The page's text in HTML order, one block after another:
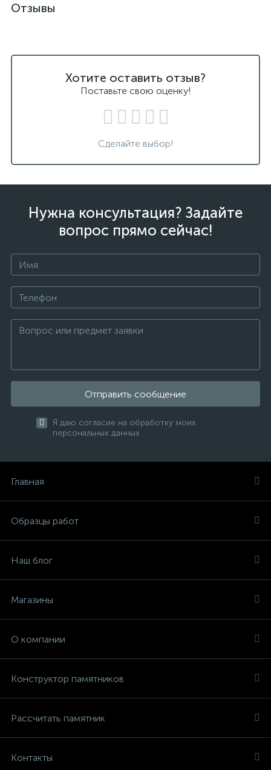
Отзывы
Хотите оставить отзыв?
Поставьте свою оценку!
Сделайте выбор!
Нужна консультация? Задайте
вопрос прямо сейчас!
Отправить сообщение
Я даю согласие на обработку моих
персональных данных
Главная
Образцы работ
Наш блог
Магазины
О компании
Конструктор памятников
Рассчитать памятник
Контакты